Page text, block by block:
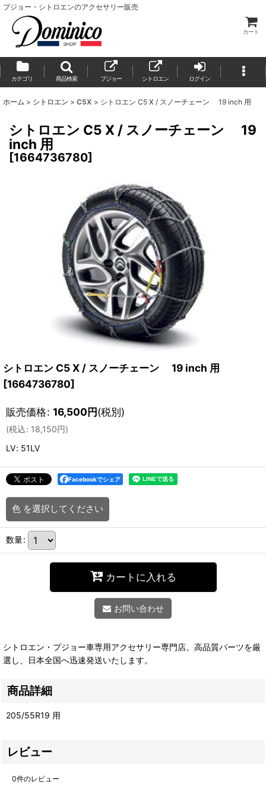
プジョー・シトロエンのアクセサリー販売
カート
カテゴリ 商品検索 プジョー シトロエン ログイン
ホーム > シトロエン > C5X > シトロエン C5 X / スノーチェーン 19 inch 用
シトロエン C5 X / スノーチェーン 19
inch 用
[1664736780]
シトロエン C5 X / スノーチェーン 19 inch 用
[1664736780]
販売価格: 16,500円(税別)
(税込: 18,150円)
LV: 51LV
Facebookでシェア
色 を選択してください
数量:
カートに入れる
お問い合わせ
シトロエン・プジョー車専用アクセサリー専門店。高品質パーツを厳
選し、日本全国へ迅速発送いたします。
商品詳細
205/55R19 用
レビュー
0件のレビュー